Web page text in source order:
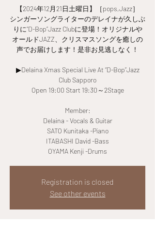
【2024年12月21日土曜日】［pops,Jazz］
シンガーソングライターのデレイナが久しぶ
りに“D-Bop”Jazz Clubに登場！オリジナルや
オールドJAZZ、クリスマスソングを癒しの
声でお届けします！是非お見逃しなく！
▶Delaina Xmas Special Live At “D-Bop”Jazz
Club Sapporo
Open 19:00 Start 19:30～2Stage
Member:
Delaina - Vocals & Guitar
SATO Kunitaka -Piano
ITABASHI David -Bass
Registration is closed
See other events